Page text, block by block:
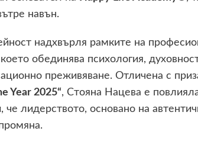
навън.
надхвърля рамките на
обединява психология,
преживяване. Отличена с
Year 2025“, Стояна Нацева е
че лидерството, основано на